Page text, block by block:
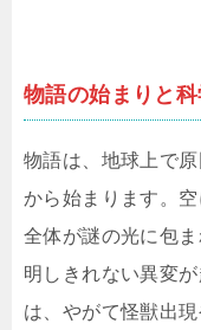
物語の始まりと
物語は、地球上で
から始まります。
全体が謎の光に包
明しきれない異変
は、やがて怪獣出